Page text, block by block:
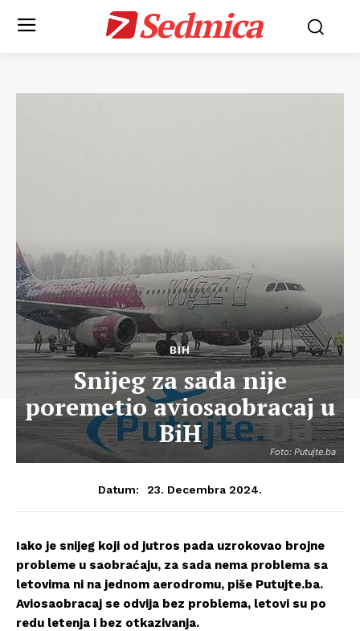
Sedmica
Foto: Putujte.ba
BIH
Snijeg za sada nije
poremetio aviosaobracaj u
BiH
Datum: 23. Decembra 2024.
Iako je snijeg koji od jutros pada uzrokovao brojne
probleme u saobraćaju, za sada nema problema sa
letovima ni na jednom aerodromu, piše Putujte.ba.
Aviosaobracaj se odvija bez problema, letovi su po
redu letenja i bez otkazivanja.